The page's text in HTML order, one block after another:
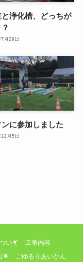
浄化槽、どっちが
月29日
に参加しました
月5日
いて
工事内容
革 ごゆるりあいかん